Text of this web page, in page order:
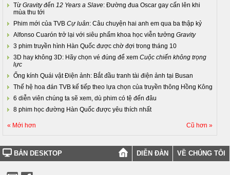
Từ Gravityđến 12 Years a Slave: Đường đua Oscar gay cấn lên khi
mùa thu tới
Phim mới của TVB Cự luân: Câu chuyện hai anh em qua ba thập kỷ
Alfonso Cuarón trở lại với siêu phẩm khoa học viễn tưởng Gravity
3 phim truyền hình Hàn Quốc được chờ đợi trong tháng 10
3D hay không 3D: Hãy chọn vé đúng để xem Cuộc chiến không trọng
lực
Ống kính Quái vật Điện ảnh: Bắt đầu tranh tài điện ảnh tại Busan
Thế hệ hoa đán TVB kế tiếp theo lựa chọn của truyền thông Hồng Kông
6 diễn viên chúng ta sẽ xem, dù phim có tệ đến đâu
8 phim học đường Hàn Quốc được yêu thích nhất
« Mới hơn Cũ hơn »
BẢN DESKTOP DIỄN ĐÀN VỀ CHÚNG TÔI